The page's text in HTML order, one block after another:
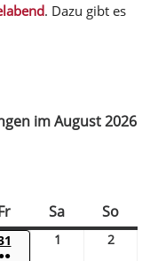
. Dazu gibt es
im August 2026
Sa So
●●
1 2